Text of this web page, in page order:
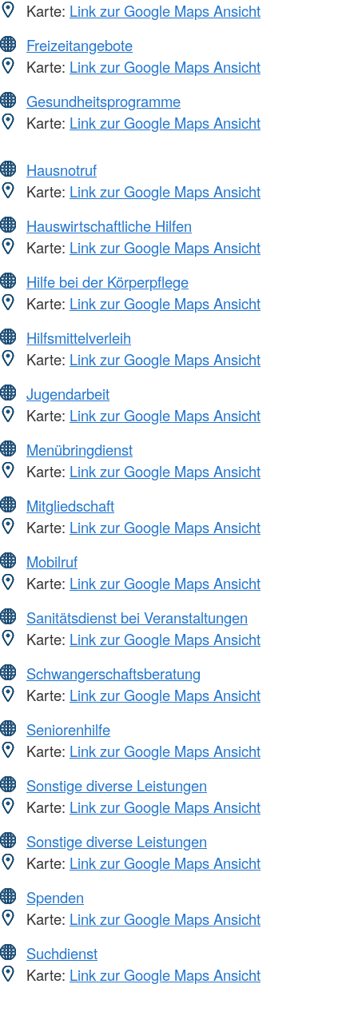
Karte: Link zur Google Maps Ansicht
Freizeitangebote
Karte: Link zur Google Maps Ansicht
Gesundheitsprogramme
Karte: Link zur Google Maps Ansicht
Hausnotruf
Karte: Link zur Google Maps Ansicht
Hauswirtschaftliche Hilfen
Karte: Link zur Google Maps Ansicht
Hilfe bei der Körperpflege
Karte: Link zur Google Maps Ansicht
Hilfsmittelverleih
Karte: Link zur Google Maps Ansicht
Jugendarbeit
Karte: Link zur Google Maps Ansicht
Menübringdienst
Karte: Link zur Google Maps Ansicht
Mitgliedschaft
Karte: Link zur Google Maps Ansicht
Mobilruf
Karte: Link zur Google Maps Ansicht
Sanitätsdienst bei Veranstaltungen
Karte: Link zur Google Maps Ansicht
Schwangerschaftsberatung
Karte: Link zur Google Maps Ansicht
Seniorenhilfe
Karte: Link zur Google Maps Ansicht
Sonstige diverse Leistungen
Karte: Link zur Google Maps Ansicht
Sonstige diverse Leistungen
Karte: Link zur Google Maps Ansicht
Spenden
Karte: Link zur Google Maps Ansicht
Suchdienst
Karte: Link zur Google Maps Ansicht